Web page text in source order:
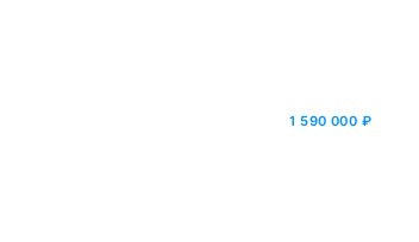
1 590 000 ₽